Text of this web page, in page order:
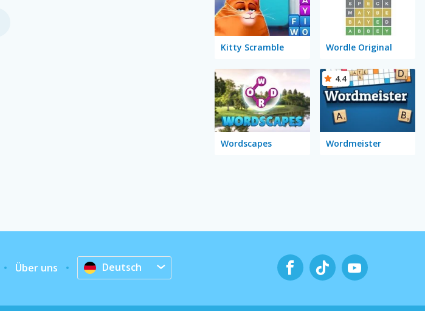
Kitty Scramble Wordle Original
Wordscapes Wordmeister
4.4
Über uns Deutsch